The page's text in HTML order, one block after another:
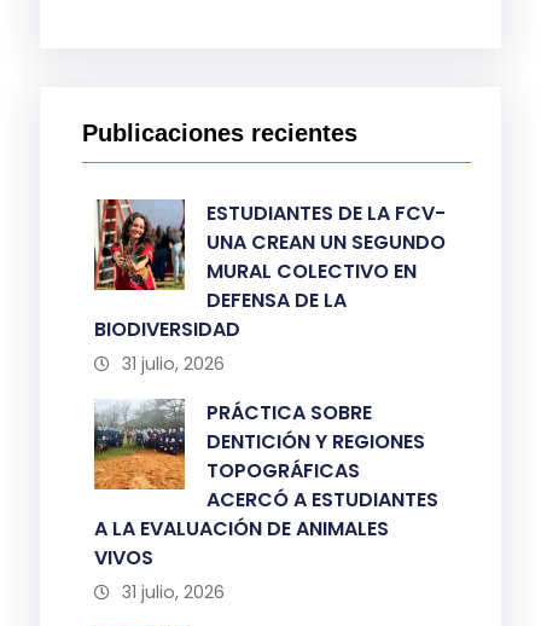
Publicaciones recientes
ESTUDIANTES DE LA FCV-
UNA CREAN UN SEGUNDO
MURAL COLECTIVO EN
DEFENSA DE LA
BIODIVERSIDAD
31 julio, 2026
PRÁCTICA SOBRE
DENTICIÓN Y REGIONES
TOPOGRÁFICAS
ACERCÓ A ESTUDIANTES
A LA EVALUACIÓN DE ANIMALES
VIVOS
31 julio, 2026